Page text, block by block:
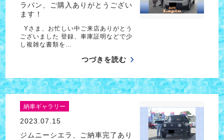
ラパン、ご購入ありがとうござい
ます！
Yさま、お忙しい中ご来店ありがとう
ございました 登録、車庫証明などで少
し複雑な書類を…
つづきを読む
納車ギャラリー
2023.07.15
ジムニーシエラ、ご納車完了あり